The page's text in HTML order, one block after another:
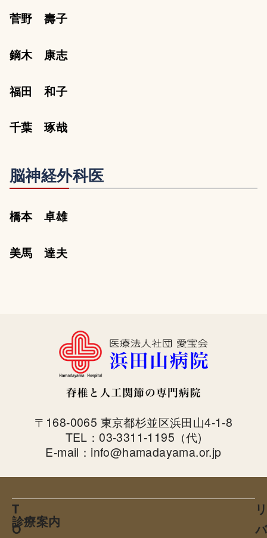
菅野 壽子
鏑木 康志
福田 和子
千葉 琢哉
脳神経外科医
橋本 卓雄
美馬 達夫
〒168-0065 東京都杉並区浜田山4-1-8
TEL：03-3311-1195（代)
E-mail：info@hamadayama.or.jp
T
O
診療案内
リ
バ